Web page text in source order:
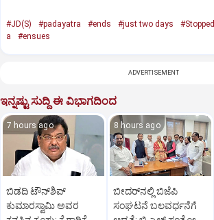
#JD(S) #padayatra #ends #just two days #Stopped
a
#ensues
ADVERTISEMENT
ಇನ್ನಷ್ಟು ಸುದ್ದಿ ಈ ವಿಭಾಗದಿಂದ
7 hours ago
ಬಿಡದಿ ಟೌನ್‌ಶಿಪ್
ಕುಮಾರಸ್ವಾಮಿ ಅವರ
8 hours ago
ಬೀದರ್‌ನಲ್ಲಿ ಬಿಜೆಪಿ
ಸಂಘಟನೆ ಬಲವರ್ಧನೆಗೆ